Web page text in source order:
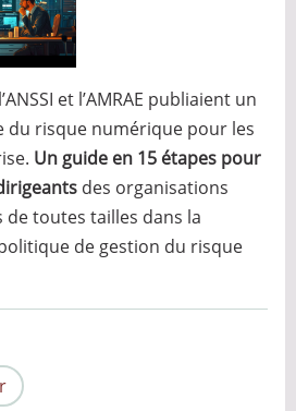
et l’AMRAE publiaient un
du risque numérique pour les
Un guide en 15 étapes pour
des organisations
toutes tailles dans la
de gestion du risque